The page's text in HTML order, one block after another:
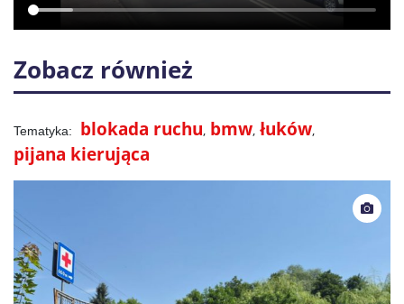
Zobacz również
blokada ruchu bmw łuków
pijana kierująca